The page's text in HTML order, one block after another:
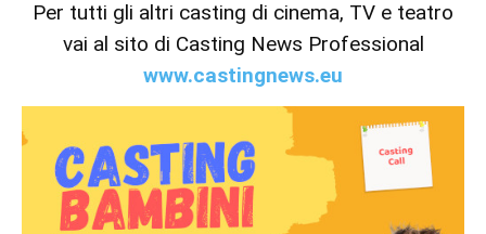
Per tutti gli altri casting di cinema, TV e teatro
vai al sito di Casting News Professional
www.castingnews.eu